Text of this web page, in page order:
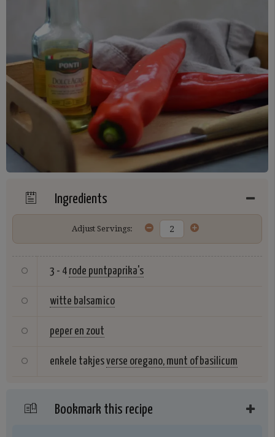
Ingredients
Adjust Servings:
3 - 4 rode puntpaprika's
witte balsamico
peper en zout
enkele takjesverse oregano, munt of basilicum
Bookmark this recipe